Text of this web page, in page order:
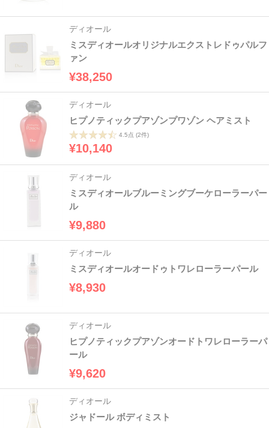
ディオール
ミスディオールオリジナルエクストレドゥパルフ
ァン
¥38,250
ディオール
ヒプノティックプアゾンプワゾン ヘアミスト
4.5点 (2件)
¥10,140
ディオール
ミスディオールブルーミングブーケローラーパー
ル
¥9,880
ディオール
ミスディオールオードゥトワレローラーパール
¥8,930
ディオール
ヒプノティックプアゾンオードトワレローラーパ
ール
¥9,620
ディオール
ジャドール ボディミスト